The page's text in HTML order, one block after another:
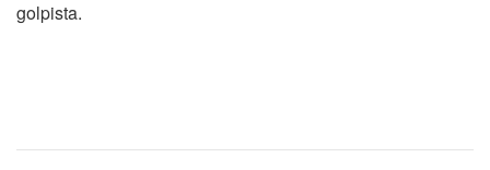
golpista.